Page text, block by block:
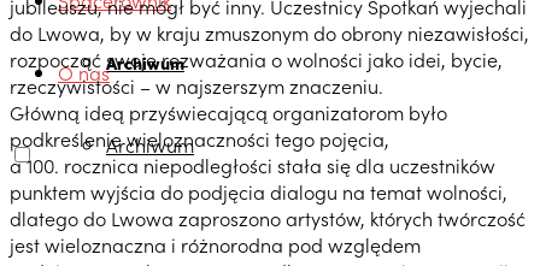
Archiwum
O nas
Archiwum
jubileuszu, nie mógł być inny. Uczestnicy Spotkań wyjechali
do Lwowa, by w kraju zmuszonym do obrony niezawisłości,
rozpocząć swoje rozważania o wolności jako idei, bycie,
rzeczywistości – w najszerszym znaczeniu.
Główną ideą przyświecającą organizatorom było
podkreślenie wieloznaczności tego pojęcia,
a 100. rocznica niepodległości stała się dla uczestników
punktem wyjścia do podjęcia dialogu na temat wolności,
dlatego do Lwowa zaproszono artystów, których twórczość
jest wieloznaczna i różnorodna pod względem